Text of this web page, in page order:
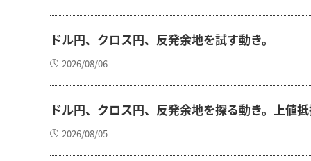
ドル円、クロス円、反発余地を試す動き。
2026/08/06
ドル円、クロス円、反発余地を探る動き。上値
2026/08/05